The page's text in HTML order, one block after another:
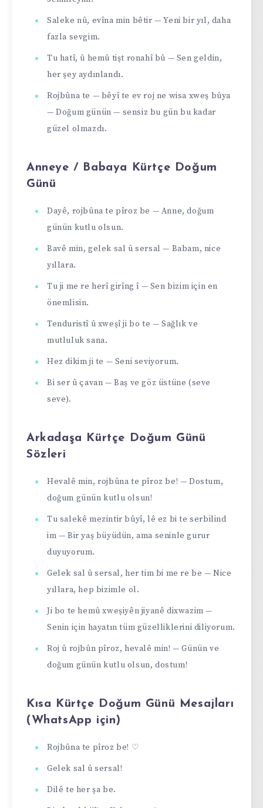
Saleke nû, evîna min bêtir — Yeni bir yıl, daha
fazla sevgim.
Tu hatî, û hemû tişt ronahî bû — Sen geldin,
her şey aydınlandı.
Rojbûna te — bêyî te ev roj ne wisa xweş bûya
— Doğum günün — sensiz bu gün bu kadar
güzel olmаzdı.
Anneye / Babaya Kürtçe Doğum
Günü
Dayê, rojbûna te pîroz be — Anne, doğum
günün kutlu olsun.
Bavê min, gelek sal û sersal — Babam, nice
yıllara.
Tu ji me re herî girîng î — Sen bizim için en
önemlisin.
Tenduristî û xweşî ji bo te — Sağlık ve
mutluluk sana.
Hez dikim ji te — Seni seviyorum.
Bi ser û çavan — Baş ve göz üstüne (seve
seve).
Arkadaşa Kürtçe Doğum Günü
Sözleri
Hevalê min, rojbûna te pîroz be! — Dostum,
doğum günün kutlu olsun!
Tu salekê mezintir bûyî, lê ez bi te serbilind
im — Bir yaş büyüdün, ama seninle gurur
duyuyorum.
Gelek sal û sersal, her tim bi me re be — Nice
yıllara, hep bizimle ol.
Ji bo te hemû xweşiyên jiyanê dixwazim —
Senin için hayatın tüm güzelliklerini diliyorum.
Roj û rojbûn pîroz, hevalê min! — Günün ve
doğum günün kutlu olsun, dostum!
Kısa Kürtçe Doğum Günü Mesajları
(WhatsApp için)
Rojbûna te pîroz be! ♡
Gelek sal û sersal!
Dilê te her şa be.